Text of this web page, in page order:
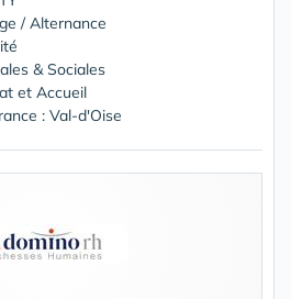
/ Alternance
& Sociales
et Accueil
: Val-d'Oise